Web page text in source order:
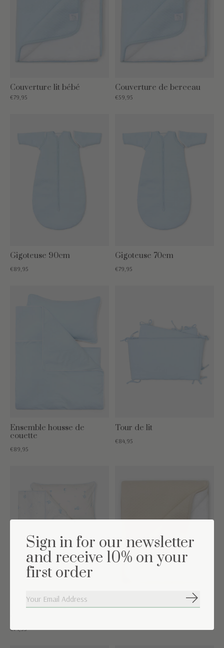
Couverture lit bébé
€79,95
Couverture de berceau
€59,95
Gigoteuse 90cm
€89,95
Gigoteuse 70cm
€79,95
Ensemble housse de
couette
€89,95
Tour de lit
€84,95
Ensemble housse de
€74,95
Couverture de berceau
Sign in for our newsletter
and receive 10% on your
first order
S'abonner